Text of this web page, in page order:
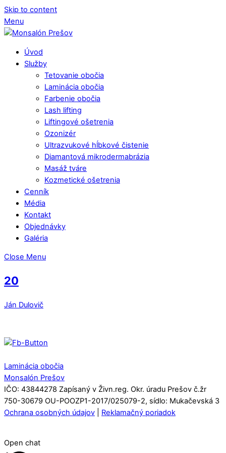
Skip to content
Menu
Úvod
Služby
Tetovanie obočia
Laminácia obočia
Farbenie obočia
Lash lifting
Liftingové ošetrenia
Ozonizér
Ultrazvukové hĺbkové čistenie
Diamantová mikrodermabrázia
Masáž tváre
Kozmetické ošetrenia
Cenník
Média
Kontakt
Objednávky
Galéria
Close Menu
20
Ján Dulovič
Laminácia obočia
Monsalón Prešov
IČO: 43844278 Zapísaný v Živn.reg. Okr. úradu Prešov č.žr
750-30679 OU-POOZP1-2017/025079-2, sídlo: Mukačevská 3
Ochrana osobných údajov
Reklamačný poriadok
Open chat